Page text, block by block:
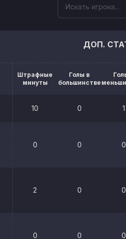
ДОП.
Штрафные
минуты
Голы в
большинстве
10 0 1
0 0 0
2 0 0
0 0 0